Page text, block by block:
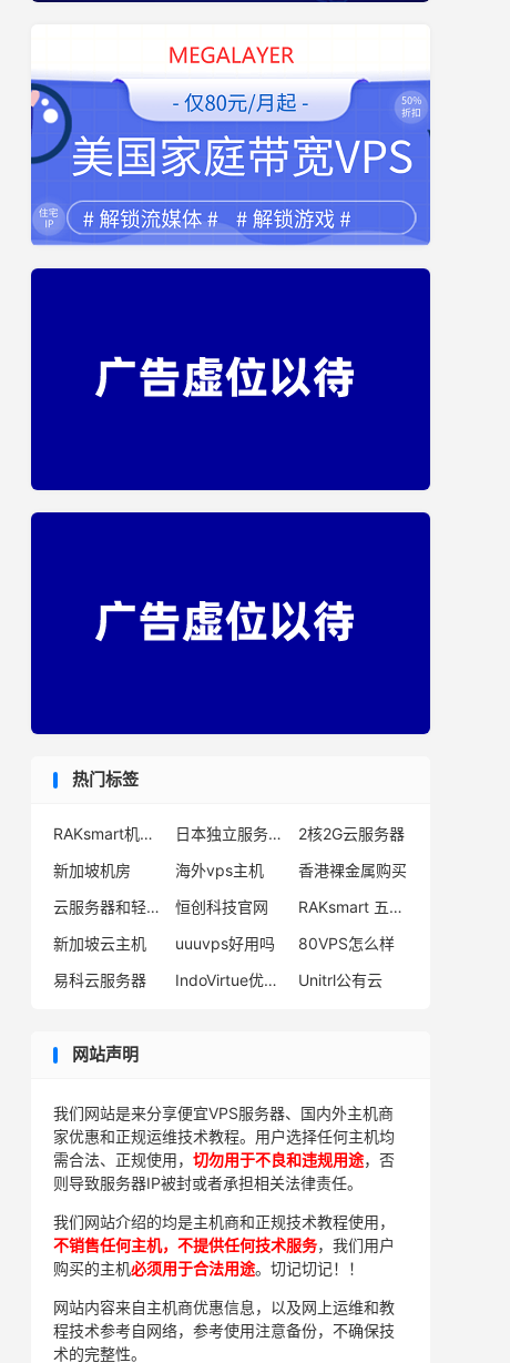
热门标签
RAKsmart机房哪个好 日本独立服务器商家
2核2G云服务器
新加坡机房
海外vps主机
香港裸金属购买
云服务器和轻量服务器哪个好
恒创科技官网
RAKsmart 五月活动
新加坡云主机
uuuvps好用吗
80VPS怎么样
易科云服务器
IndoVirtue优惠码 Unitrl公有云
网站声明
我们网站是来分享便宜VPS服务器、国内外主机商
家优惠和正规运维技术教程。用户选择任何主机均
需合法、正规使用， 切勿用于不良和违规用途，否
则导致服务器IP被封或者承担相关法律责任。
我们网站介绍的均是主机商和正规技术教程使用，
不销售任何主机，不提供任何技术服务，我们用户
购买的主机必须用于合法用途。切记切记！！
网站内容来自主机商优惠信息，以及网上运维和教
程技术参考自网络，参考使用注意备份，不确保技
术的完整性。